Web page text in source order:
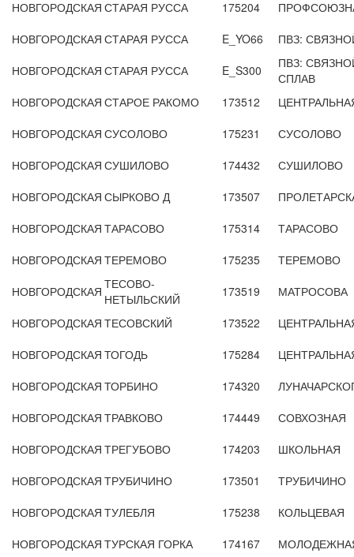
НОВГОРОДСКАЯ СТАРАЯ РУССА 175204
НОВГОРОДСКАЯ СТАРАЯ РУССА E_YO66
ПВЗ:
НОВГОРОДСКАЯ СТАРАЯ РУССА E_S300
ПВЗ:
СПЛАВ
НОВГОРОДСКАЯ СТАРОЕ РАКОМО 173512
НОВГОРОДСКАЯ СУСОЛОВО 175231
СУСОЛОВО
НОВГОРОДСКАЯ СУШИЛОВО 174432
СУШИЛОВО
НОВГОРОДСКАЯ СЫРКОВО Д 173507
НОВГОРОДСКАЯ ТАРАСОВО 175314
ТАРАСОВО
НОВГОРОДСКАЯ ТЕРЕМОВО 175235
ТЕРЕМОВО
НОВГОРОДСКАЯ ТЕСОВО-
НЕТЫЛЬСКИЙ
173519
МАТРОСОВА
НОВГОРОДСКАЯ ТЕСОВСКИЙ 173522
НОВГОРОДСКАЯ ТОГОДЬ 175284
НОВГОРОДСКАЯ ТОРБИНО 174320
НОВГОРОДСКАЯ ТРАВКОВО 174449
СОВХОЗНАЯ
НОВГОРОДСКАЯ ТРЕГУБОВО 174203
ШКОЛЬНАЯ
НОВГОРОДСКАЯ ТРУБИЧИНО 173501
ТРУБИЧИНО
НОВГОРОДСКАЯ ТУЛЕБЛЯ 175238
КОЛЬЦЕВАЯ
НОВГОРОДСКАЯ ТУРСКАЯ ГОРКА 174167